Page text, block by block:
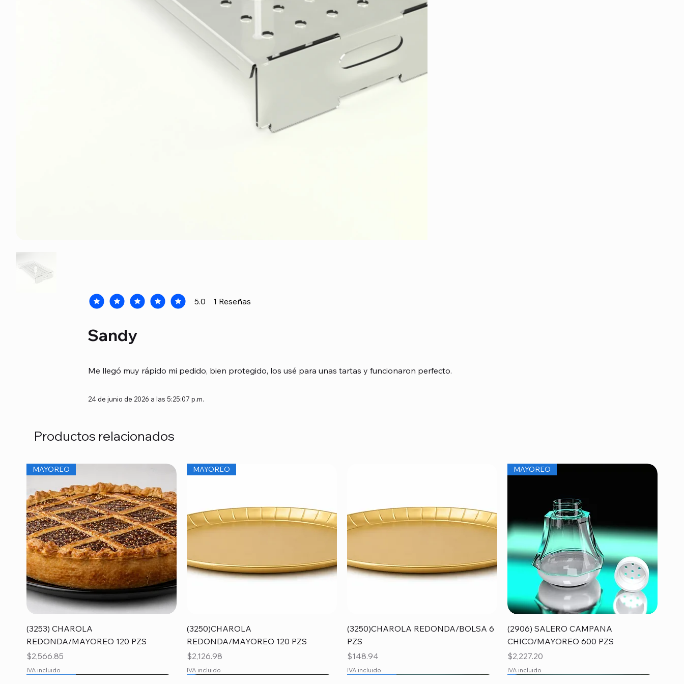
5.0 1 Reseñas
la calificación promedio es 5 de 5, basada en 1 votos, Reseñas
Sandy
Me llegó muy rápido mi pedido, bien protegido, los usé para unas tartas y funcionaron perfecto.
24 de junio de 2026 a las 5:25:07 p.m.
Productos relacionados
Vista rápida
MAYOREO
(3253) CHAROLA
REDONDA/MAYOREO 120 PZS
Precio
$2,566.85
IVA incluido
Vista rápida
MAYOREO
(3250)CHAROLA
REDONDA/MAYOREO 120 PZS
Precio
$2,126.98
IVA incluido
Vista rápida
(3250)CHAROLA REDONDA/BOLSA 6
PZS
Precio
$148.94
IVA incluido
Vista rápida
MAYOREO
(2906) SALERO CAMPANA
CHICO/MAYOREO 600 PZS
Precio
$2,227.20
IVA incluido